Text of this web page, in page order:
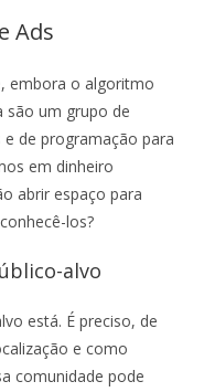
Ads
embora o algoritmo
um grupo de
de programação para
em dinheiro
abrir espaço para
los?
alvo
está. É preciso, de
e como
comunidade pode